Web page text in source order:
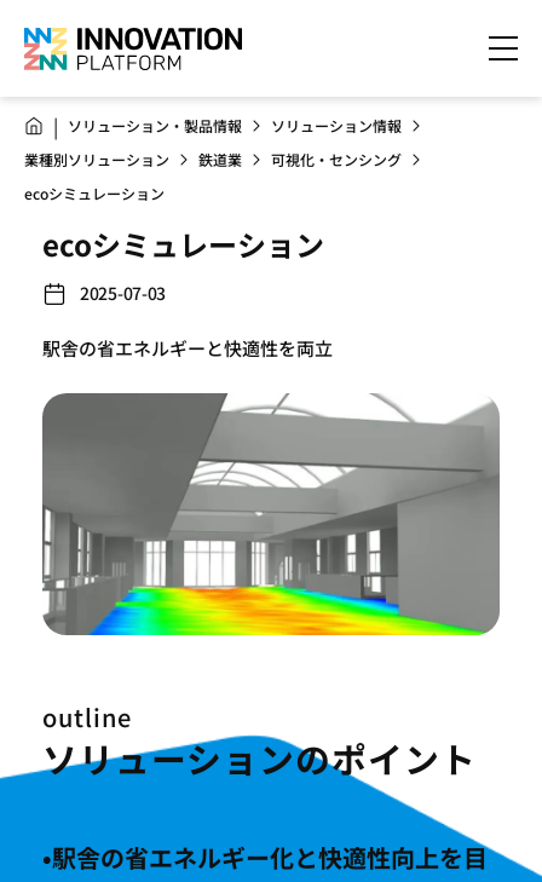
ソリューション・製品情報
ソリューション情報
業種別ソリューション
鉄道業
可視化・センシング
ecoシミュレーション
ecoシミュレーション
2025-07-03
駅舎の省エネルギーと快適性を両立
outline
ソリューションのポイント
•駅舎の省エネルギー化と快適性向上を目